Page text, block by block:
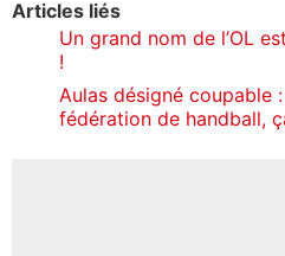
Articles liés
Un grand nom de l’OL
!
Aulas désigné coupable
fédération de handball,